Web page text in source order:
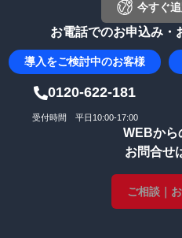
今すぐ
お電話でのお申込み・
導入をご検討中のお客様
0120-622-181
受付時間 平日10:00-17:00
WEBから
お問合せ
ご相談｜